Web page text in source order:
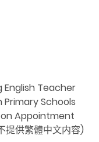
Teacher
Primary Schools
Appointment
提供繁體中文内容)